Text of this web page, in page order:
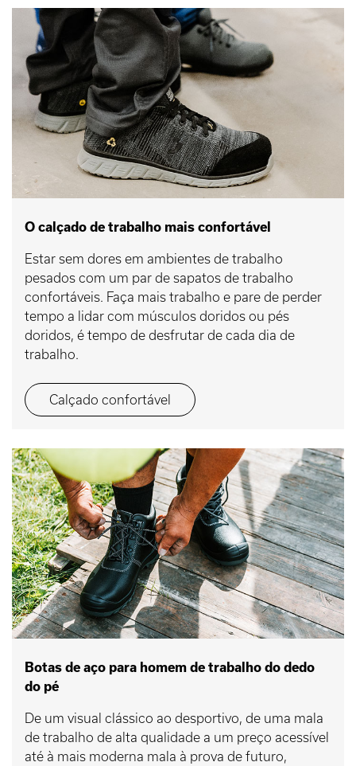
O calçado de trabalho mais confortável
Estar sem dores em ambientes de trabalho
pesados com um par de sapatos de trabalho
confortáveis. Faça mais trabalho e pare de perder
tempo a lidar com músculos doridos ou pés
doridos, é tempo de desfrutar de cada dia de
trabalho.
Calçado confortável
Botas de aço para homem de trabalho do dedo
do pé
De um visual clássico ao desportivo, de uma mala
de trabalho de alta qualidade a um preço acessível
até à mais moderna mala à prova de futuro,